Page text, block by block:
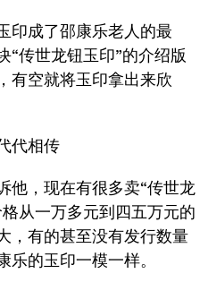
成了邵康乐老人的最
“传世龙钮玉印”的介绍版
有空就将玉印拿出来欣
代相传
，现在有很多卖“传世龙
从一万多元到四五万元的
，有的甚至没有发行数量
乐的玉印一模一样。